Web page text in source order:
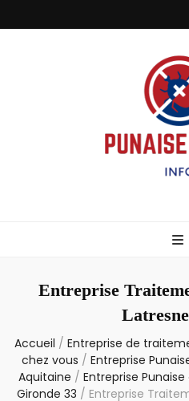
–
Entreprise
Accueil / Entreprise de
chez vous / Entreprise
Aquitaine / Entreprise
Gironde 33 / Entreprise